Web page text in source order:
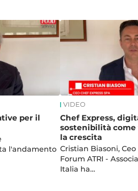
per il
l'andamento
VIDEO
Chef Express,
sostenibilità
la crescita
Cristian Biasoni, Ceo
Forum ATRI -
Italia ha…